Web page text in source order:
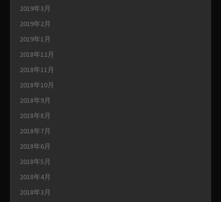
2019年3月
2019年2月
2019年1月
2018年12月
2018年11月
2018年10月
2018年9月
2018年8月
2018年7月
2018年6月
2018年5月
2018年4月
2018年3月